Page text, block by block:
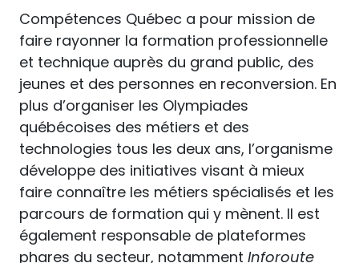
Compétences Québec a pour mission de
faire rayonner la formation professionnelle
et technique auprès du grand public, des
jeunes et des personnes en reconversion. En
plus d’organiser les Olympiades
québécoises des métiers et des
technologies tous les deux ans, l’organisme
développe des initiatives visant à mieux
faire connaître les métiers spécialisés et les
parcours de formation qui y mènent. Il est
également responsable de plateformes
phares du secteur, notamment Inforoute